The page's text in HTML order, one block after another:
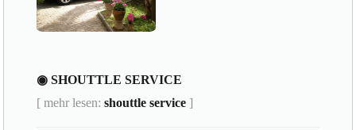
◉ SHOUTTLE SERVICE
[ mehr lesen:shouttle service ]